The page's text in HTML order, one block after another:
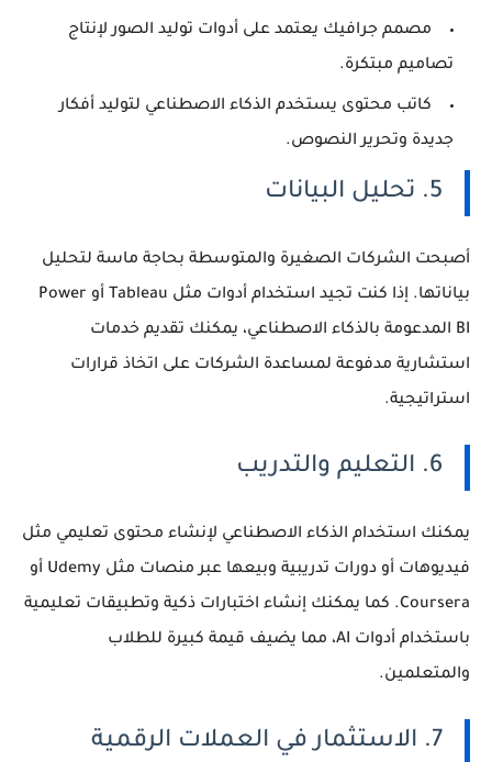
مصمم جرافيك يعتمد على أدوات توليد الصور لإنتاج
تصاميم مبتكرة.
كاتب محتوى يستخدم الذكاء الاصطناعي لتوليد أفكار
جديدة وتحرير النصوص.
5. تحليل البيانات
أصبحت الشركات الصغيرة والمتوسطة بحاجة ماسة لتحليل
بياناتها. إذا كنت تجيد استخدام أدوات مثل Tableau أو Power
BI المدعومة بالذكاء الاصطناعي، يمكنك تقديم خدمات
استشارية مدفوعة لمساعدة الشركات على اتخاذ قرارات
استراتيجية.
6. التعليم والتدريب
يمكنك استخدام الذكاء الاصطناعي لإنشاء محتوى تعليمي مثل
فيديوهات أو دورات تدريبية وبيعها عبر منصات مثل Udemy أو
Coursera. كما يمكنك إنشاء اختبارات ذكية وتطبيقات تعليمية
باستخدام أدوات AI، مما يضيف قيمة كبيرة للطلاب
والمتعلمين.
7. الاستثمار في العملات الرقمية